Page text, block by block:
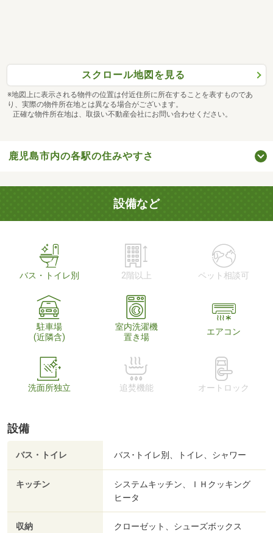
スクロール地図を見る
※地図上に表示される物件の位置は付近住所に所在することを表すものであ
り、実際の物件所在地とは異なる場合がございます。
正確な物件所在地は、取扱い不動産会社にお問い合わせください。
鹿児島市内の各駅の住みやすさ
設備など
バス・トイレ別 2階以上 ペット相談可
駐車場
(近隣含)
室内洗濯機
置き場
エアコン
洗面所独立 追焚機能 オートロック
設備
バス・トイレ バス･トイレ別、トイレ、シャワー
キッチン
システムキッチン、ＩＨクッキング
ヒータ
収納 クローゼット、シューズボックス